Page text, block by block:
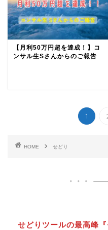
【月利50万円超を達成！】コ
ンサル生Sさんからのご報告
1
HOME せどり
せどりツールの最高峰